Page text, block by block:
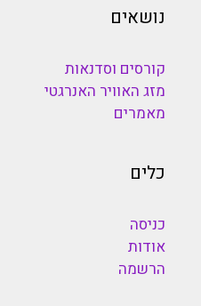
נושאים
קורסים וסדנאות
מזג האוויר האנרגטי
מאמרים
כלים
כניסה
אודות
הרשמה